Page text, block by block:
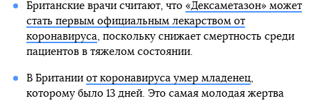
Британские врачи считают, что «Дексаметазон» может
стать первым официальным лекарством от
коронавируса, поскольку снижает смертность среди
пациентов в тяжелом состоянии.
В Британии от коронавируса умер младенец,
которому было 13 дней. Это самая молодая жертва